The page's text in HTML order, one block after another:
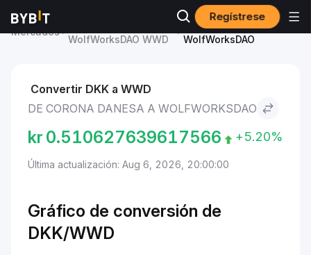
Regístrese
Mercados
WolfWorksDAO WWD
Corona danesa to
WolfWorksDAO
Convertir DKK a WWD
DE CORONA DANESA A WOLFWORKSDAO
kr 0.510627639617566 +5.20%
Última actualización: Aug 6, 2026, 20:00:00
Gráfico de conversión de
DKK/WWD